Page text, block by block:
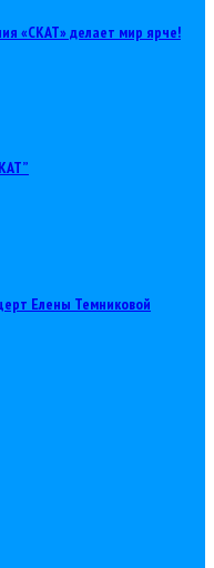
«СКАТ» делает мир ярче!
Елены Темниковой